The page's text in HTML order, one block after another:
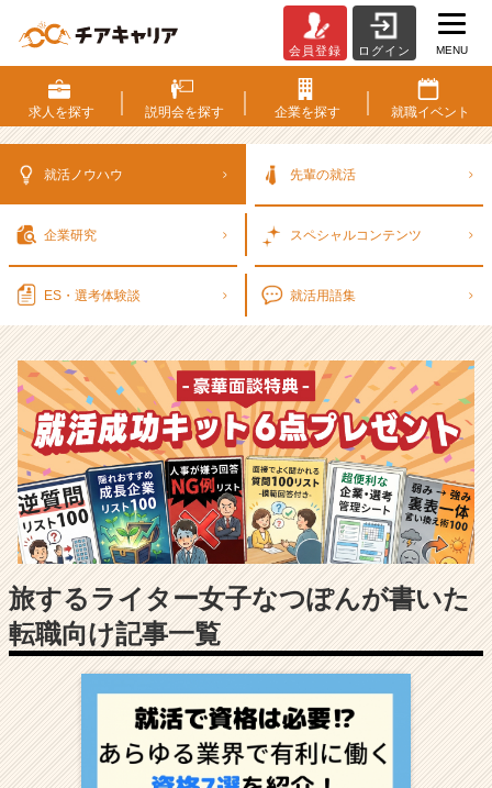
考
対
策・
ウ
ベ
ン
チ
ャ
ー・
成
長
企
業
か
カ
ウ
が
届
く
就
会員登録 ログイン MENU
求人を探す 説明会を探す 企業を探す 就職イベント
就活ノウハウ 先輩の就活
企業研究 スペシャルコンテンツ
ES・選考体験談 就活用語集
旅するライター女子なつぽんが書いた
転職向け記事一覧